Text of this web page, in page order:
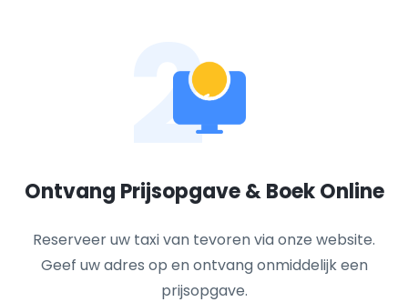
2
Ontvang Prijsopgave & Boek Online
Reserveer uw taxi van tevoren via onze website.
Geef uw adres op en ontvang onmiddelijk een
prijsopgave.